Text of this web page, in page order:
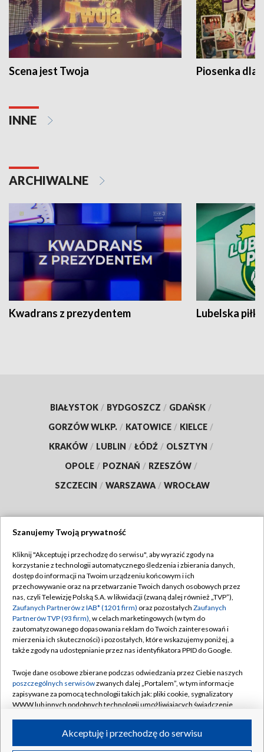
Scena jest Twoja Piosenka dla
INNE
ARCHIWALNE
Kwadrans z prezydentem Lubelska piłka
BIAŁYSTOK / BYDGOSZCZ / GDAŃSK /
GORZÓW WLKP. / KATOWICE / KIELCE /
KRAKÓW / LUBLIN / ŁÓDŹ / OLSZTYN /
OPOLE / POZNAŃ / RZESZÓW /
SZCZECIN / WARSZAWA / WROCŁAW
TVP
Abonament TVP
Emisja w TVP
Centrum informacji TVP
Naziemna Telewizja Cyfrowa
Rada Programowa
System NOS
Informacje o nadawcy
Program dla prasy
Regulamin TVP
Polityka prywatności
Moje zgody
Pomoc
Kontakt
Kanały
Szanujemy Twoją prywatność
Kliknij "Akceptuję i przechodzę do serwisu", aby wyrazić zgody na
korzystanie z technologii automatycznego śledzenia i zbierania danych,
dostęp do informacji na Twoim urządzeniu końcowym i ich
przechowywanie oraz na przetwarzanie Twoich danych osobowych przez
nas, czyli Telewizję Polską S.A. w likwidacji (zwaną dalej również „TVP”),
Zaufanych Partnerów z IAB* (1201 firm) oraz pozostałych Zaufanych
Partnerów TVP (93 firm), w celach marketingowych (w tym do
zautomatyzowanego dopasowania reklam do Twoich zainteresowań i
mierzenia ich skuteczności) i pozostałych, które wskazujemy poniżej, a
także zgody na udostępnianie przez nas identyfikatora PPID do Google.
Twoje dane osobowe zbierane podczas odwiedzania przez Ciebie naszych
poszczególnych serwisówzwanych dalej „Portalem”, w tym informacje
zapisywane za pomocą technologii takich jak: pliki cookie, sygnalizatory
WWW lub innych podobnych technologii umożliwiających świadczenie
ruchu w Internecie.Akceptuję i przechodzę do serwisu